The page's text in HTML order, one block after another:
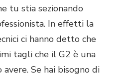
tu stia sezionando
In effetti la
ci hanno detto che
tagli che il G2 è una
avere. Se hai bisogno di